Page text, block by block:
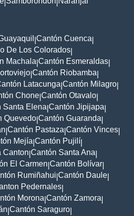
Cantón Cuenca
De Los Colorados
Machala Cantón Esmeraldas
Cantón Riobamba
Latacunga Cantón Milagro
Chone Cantón Otavalo
Santa Elena Cantón Jipijapa
Quevedo Cantón Guaranda
Cantón Pastaza Cantón Vinces
Mejía Cantón Pujilí
Canton Cantón Santa Ana
El Carmen Cantón Bolívar
Rumiñahui Cantón Daule
Pedernales
Morona Cantón Zamora
Cantón Saraguro